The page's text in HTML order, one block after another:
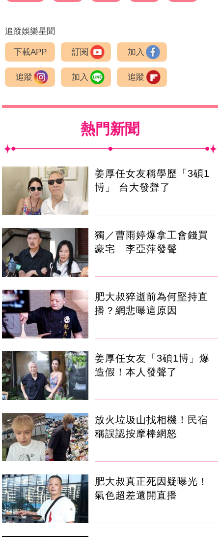
追蹤娛樂星聞
下載APP 訂閱 加入
追蹤 加入 追蹤
熱門新聞
姜厚任女友稱學歷「3碩1
博」 台大發聲了
獨／曹雨婷爆拿工會錢買
豪宅 李亞萍發聲
肥大叔猝逝前為何堅持直
播？網悲曝這原因
姜厚任女友「3碩1博」爆
造假！本人發聲了
放火垃圾山找相機！民宿
稱誤認按摩棒網怒
肥大叔真正死因疑曝光！
氣色超差還開直播